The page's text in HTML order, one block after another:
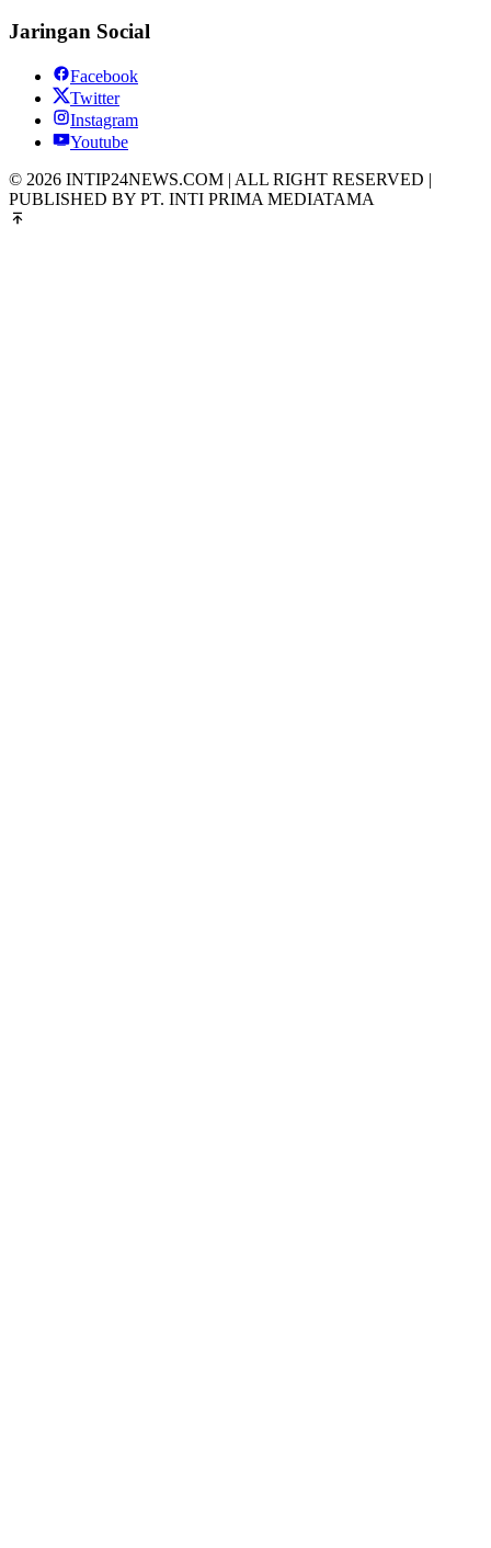
Jaringan Social
Facebook
Twitter
Instagram
Youtube
© 2026 INTIP24NEWS.COM | ALL RIGHT RESERVED |
PUBLISHED BY PT. INTI PRIMA MEDIATAMA